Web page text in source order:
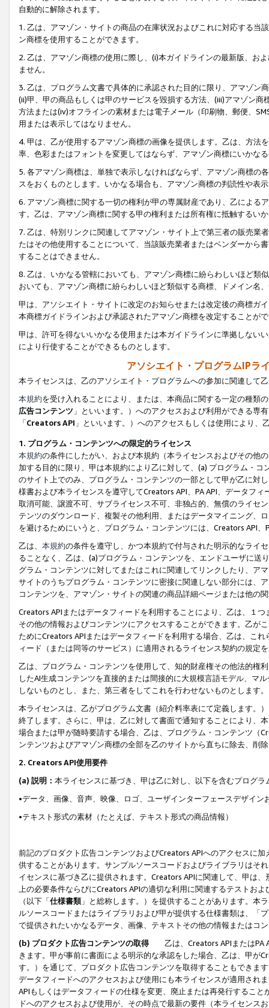
自動的に解除されます。
1. 乙は、アマゾン・サイトの商品の在庫状況およびこれに対応する
ン商標を使用することができます。
2. 乙は、アマゾン商標の使用に際し、(i)本ガイドラインの最新版、お
ません。
3. 乙は、プログラム文書で具体的に承認された目的に限り、アマゾン
(ii)甲、甲の商品もしくは甲のサービスを毀損する方法、(iii)アマゾン
方法または(iv)オフラインの素材または電子メール（印刷物、郵便、
用または表示してはなりません。
4. 甲は、乙が使用するアマゾン商標の画像を提供します。乙は、方
率、色彩またはフォントを変更してはならず、アマゾン商標にいかな
5. 各アマゾン商標は、単独で表示しなければならず、アマゾン商標
スをおくものとします。いかなる場合も、アマゾン商標の判読性や表
6. アマゾン商標に関する一切の権利が甲の専属財産であり、乙による
す。乙は、アマゾン商標に関する甲の権利または所有権に抵触するい
7. 乙は、特別リンクに関連してアマゾン・サイト上で第三者の販売
たはその他使用することについて、当該販売業者またはベンダーから
することはできません。
8. 乙は、いかなる管轄においても、アマゾン商標に紛らわしいほど類
おいても、アマゾン商標に紛らわしいほど類似する商標、ドメイン名
甲は、アソシエイト・サイトに改定のお知らせまたは改定後の商標ガ
本商標ガイドラインおよび承認されたアマゾン商標を改定することが
甲は、許可を得ないいかなる使用または本ガイドラインに準拠しない
により行使することができるものとします。
アソシエイト・プログラムIPラ
本ライセンスは、乙のアソシエイト・プログラムへの参加に関連して
本規約を受け入れることにより、または、本商品に関する一定の種類
広告コンテンツ 」といいます。）へのアクセスおよび利用ができる専
「Creators API 」といいます。）へのアクセスもしくは使用により
1. プログラム・コンテンツへの限定的ライセンス
本規約の条件にしたがい、および本規約（本ライセンスおよびその他
加する目的に限り、甲は本規約により乙に対して、(a) プログラム・
のサイト上でのみ、プログラム・コンテンツの一部として甲が乙に対
様書および本ライセンスを遵守してCreators API、PA API、データフ
取消可能、譲渡不可、サブライセンス不可、非独占的、無償のライセ
テンツのダウンロード、複製その他利用、またはデータマイニング、
を避けるためにいうと、プログラム・コンテンツには、Creators API
乙は、 本規約の条件を遵守し、かつ本規約で付与された明示的なライ
ることなく、乙は、(a)プログラム・コンテンツを、エンドユーザに
グラム・コンテンツに対してまたはこれに関連してリンクしたり、ア
サイトのうちプログラム・コンテンツに密接に関連しない部分には、
コンテンツを、アマゾン・サイトの関連の商品詳細ページまたは他の
Creators APIまたはデータフィードを利用することにより、乙は、１
その他の情報およびコンテンツにアクセスすることができます。乙が
ためにCreators APIまたはデータフィードを利用する場合、乙は、こ
ィード（または同等のサービス）に適用されるライセンス契約の規定
乙は、プログラム・コンテンツを使用して、知的財産権その他法的権
したAI生成コンテンツを直接的または間接的に大規模言語モデル、マ
しないものとし、また、第三者をしてこれを行わせないものとします。
本ライセンスは、乙がプログラム文書（紹介料率表にて定義します。
終了します。さらに、甲は、乙に対して書面で通知することにより、
場合または甲が随時要請する場合、乙は、プログラム・コンテンツ（
ンテンツおよびアマゾン商標の全部を乙のサイトから直ちに除去、削
2. Creators API使用要件
(a) 説明： 本ライセンスに基づき、甲は乙に対し、以下を含むプログ
•データ、画像、音声、映像、ロゴ、ユーザインターフェースデザイ
•テキスト形式の素材（たとえば、テキスト形式の商品情報）
前記のプロダクト広告コンテンツおよびCreators APIへのアクセスに
供することがあります。サンプルソースコードおよびライブラリはそ
イセンスに基づき乙に提供されます。Creators APIに関連して、甲は
上の必要条件ならびにCreators APIの適切な利用に関連するテストお
（以下「仕様書類」と総称します。）を提供することがあります。本
ルソースコードまたはライブラリおよび甲が提供する仕様書類は、「
で提供されたいかなるデータ、画像、テキストその他の情報またはコ
(b) プロダクト広告コンテンツの取得
乙は、Creators APIまたはPA
きます。甲が事前に書面による明示的な承認をした場合、乙は、甲が
す。）を通じて、プロダクト広告コンテンツを取得することもできま
データフィードへのアクセスおよび使用にも本ライセンスが適用され
APIもしくはデータフィードの仕様を変更、廃止または再発行するこ
ドへのアクセスおよび使用が、その時点で最新の要件（本ライセン